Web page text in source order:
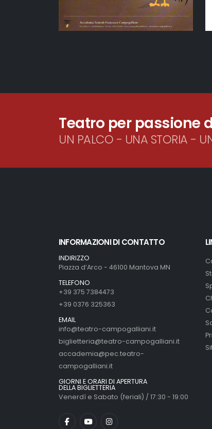
Teatro per passione
UN PALCO - UNA STORIA -
INFORMAZIONI DI CONTATTO
INDIRIZZO
Piazza d’Arco - 46100 Mantova MN
TELEFONO
+39 375 7384473
+39 0376 325363
EMAIL
info@teatro-campogalliani.it
biglietteria@teatro-campogalliani.it
accademia@pec.teatro-
campogalliani.it
GIORNI E ORARI DI APERTURA
DELLA BIGLIETTERIA
Venerdì e Sabato (feriali) / 17:30 - 19:00